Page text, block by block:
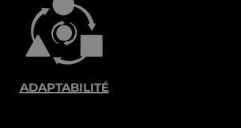
ADAPTABILITÉ